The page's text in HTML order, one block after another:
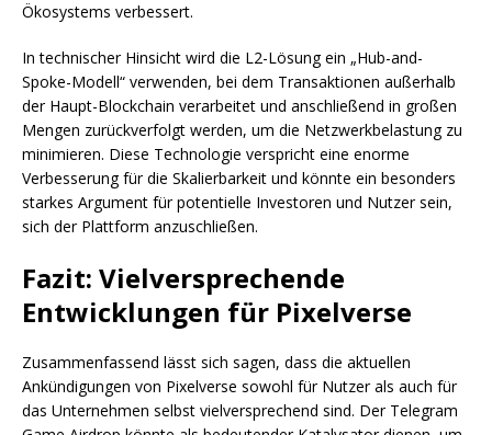
Ökosystems verbessert.
In technischer Hinsicht wird die L2-Lösung ein „Hub-and-
Spoke-Modell“ verwenden, bei dem Transaktionen außerhalb
der Haupt-Blockchain verarbeitet und anschließend in großen
Mengen zurückverfolgt werden, um die Netzwerkbelastung zu
minimieren. Diese Technologie verspricht eine enorme
Verbesserung für die Skalierbarkeit und könnte ein besonders
starkes Argument für potentielle Investoren und Nutzer sein,
sich der Plattform anzuschließen.
Fazit: Vielversprechende
Entwicklungen für Pixelverse
Zusammenfassend lässt sich sagen, dass die aktuellen
Ankündigungen von Pixelverse sowohl für Nutzer als auch für
das Unternehmen selbst vielversprechend sind. Der Telegram